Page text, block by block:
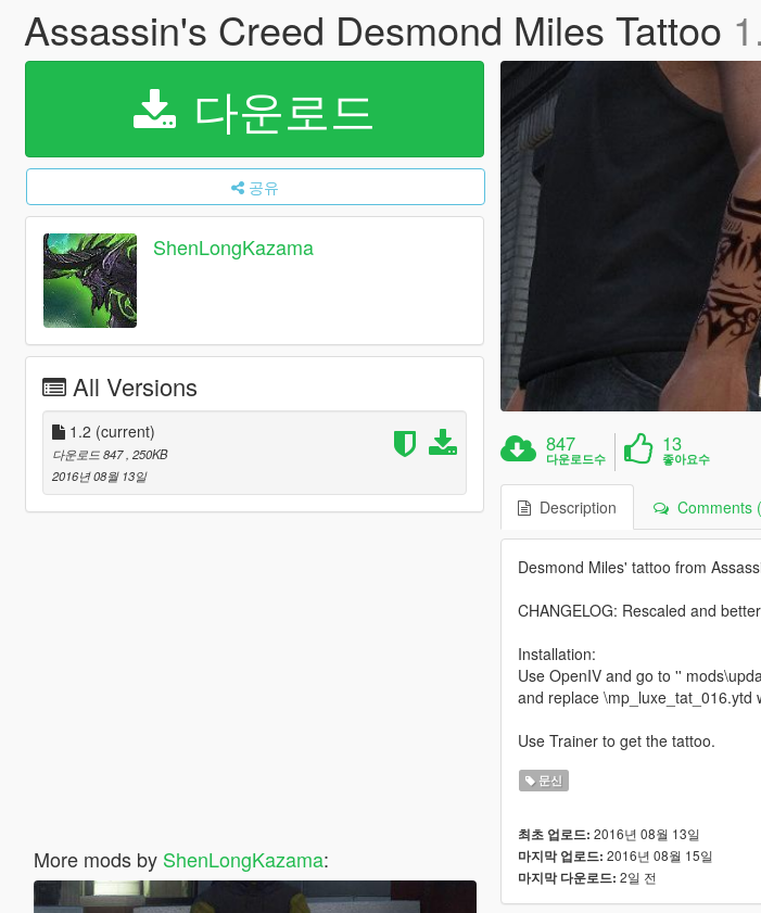
Assassin's Creed Desmond Miles Tattoo
다운로드
공유
ShenLongKazama
All Versions
1.2 (current)
다운로드 847 , 250KB
2016년 08월 13일
More mods by ShenLongKazama:
847
다운로드수
13
좋아요수
Description Comments
Desmond Miles' tattoo from
CHANGELOG: Rescaled and
Installation:
Use OpenIV and go to ''
and replace \mp_luxe_tat_016.ytd
Use Trainer to get the tattoo.
문신
최초 업로드: 2016년 08월 13일
마지막 업로드: 2016년 08월 15일
마지막 다운로드: 2일 전